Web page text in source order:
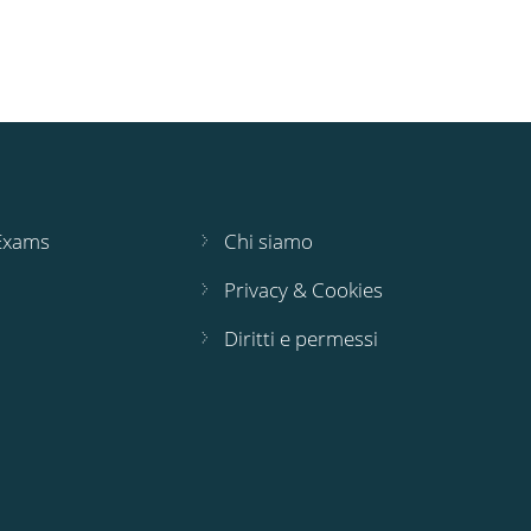
Chi siamo
Privacy & Cookies
Diritti e permessi